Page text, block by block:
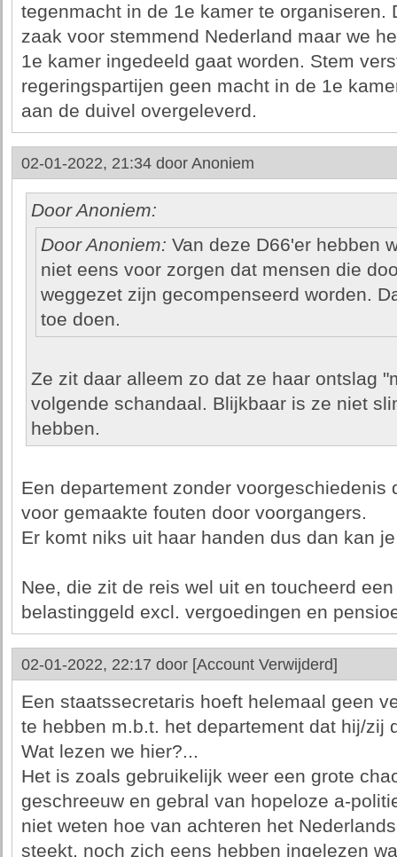
tegenmacht in de 1e kamer te organiseren.
zaak voor stemmend Nederland maar we
1e kamer ingedeeld gaat worden. Stem
regeringspartijen geen macht in de 1e
aan de duivel overgeleverd.
02-01-2022, 21:34 door Anoniem
Door Anoniem:
Door Anoniem: Van deze D66'er hebben
niet eens voor zorgen dat mensen die
weggezet zijn gecompenseerd worden.
toe doen.
Ze zit daar alleem zo dat ze haar ontslag
volgende schandaal. Blijkbaar is ze niet
hebben.
Een departement zonder voorgeschiedenis
voor gemaakte fouten door voorgangers.
Er komt niks uit haar handen dus dan kan
Nee, die zit de reis wel uit en toucheerd
belastinggeld excl. vergoedingen en
02-01-2022, 22:17 door [Account Verwijderd]
Een staatssecretaris hoeft helemaal geen
te hebben m.b.t. het departement dat hij/zij
Wat lezen we hier?...
Het is zoals gebruikelijk weer een grote
geschreeuw en gebral van hopeloze a-
niet weten hoe van achteren het
steekt, noch zich eens hebben ingelezen